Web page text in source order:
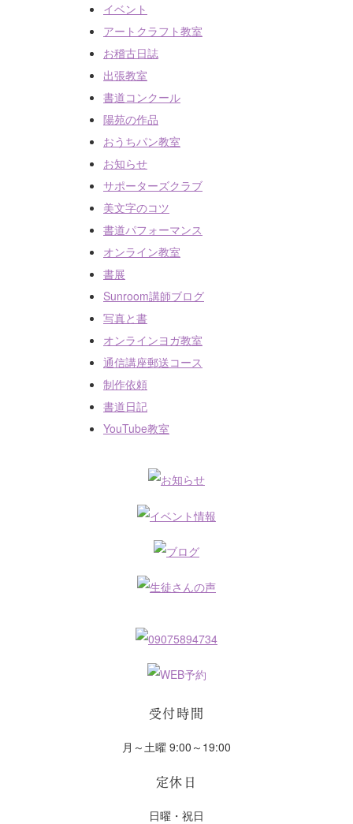
イベント
アートクラフト教室
お稽古日誌
出張教室
書道コンクール
陽苑の作品
おうちパン教室
お知らせ
サポーターズクラブ
美文字のコツ
書道パフォーマンス
オンライン教室
書展
Sunroom講師ブログ
写真と書
オンラインヨガ教室
通信講座郵送コース
制作依頼
書道日記
YouTube教室
受付時間
月～土曜 9:00～19:00
定休日
日曜・祝日
ヨガ教室（対面指導）